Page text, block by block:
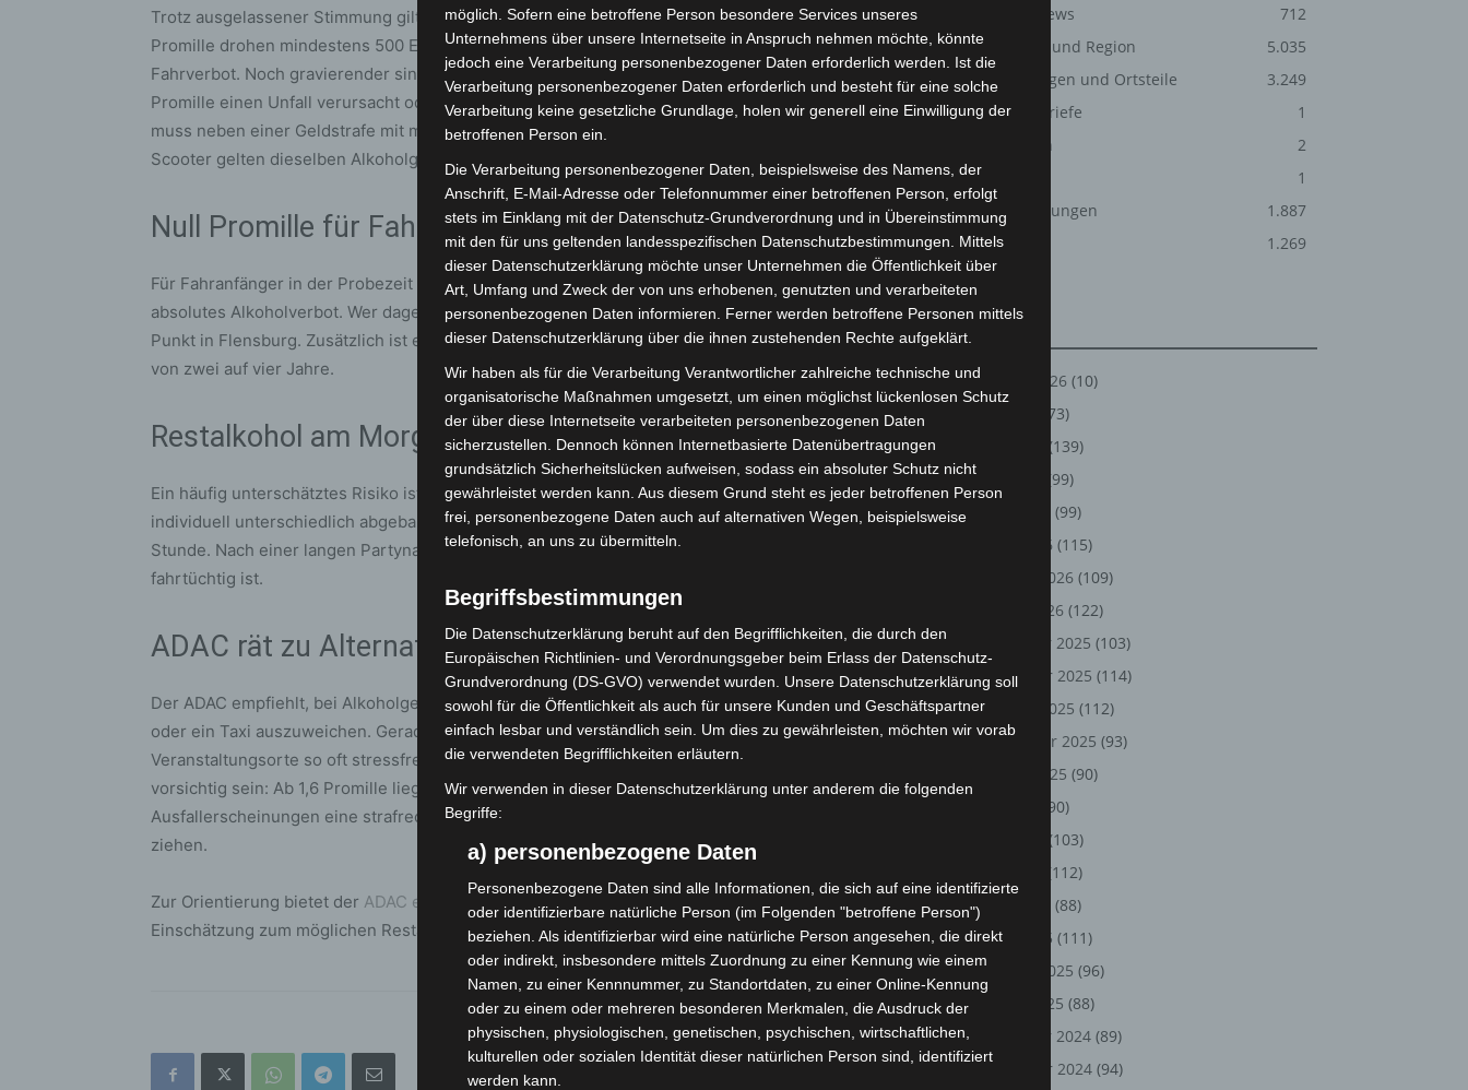
Trotz ausgelassener Stimmung gilt weiterhin: Wer trinkt, sollte nicht Auto fahren. Bereits ab 0,5
Promille drohen mindestens 500 Euro Bußgeld, zwei Punkte in Flensburg und ein Monat
Fahrverbot. Noch gravierender sind die Folgen bei niedrigeren Alkoholwerten: Wer mit 0,3
Promille einen Unfall verursacht oder alkoholbedingte Fahrfehler zeigt, begeht eine Straftat und
muss neben einer Geldstrafe mit mindestens sechs Monaten Führerscheinentzug rechnen. Für E
Scooter gelten dieselben Alkoholgrenzen wie für Autofahrer.
Null Promille für Fahranfänger und junge Fahrer
Für Fahranfänger in der Probezeit sowie für Fahrerinnen und Fahrer unter 21 Jahren gilt ein
absolutes Alkoholverbot. Wer dagegen verstößt, muss 250 Euro Bußgeld zahlen und erhält einen
Punkt in Flensburg. Zusätzlich ist ein Aufbauseminar verpflichtend, die Probezeit verlängert sich
von zwei auf vier Jahre.
Restalkohol am Morgen nicht unterschätzen
Ein häufig unterschätztes Risiko ist der Restalkohol am Morgen nach einer Feier. Alkohol wird
individuell unterschiedlich abgebaut, im Durchschnitt jedoch nur etwa 0,1 bis 0,2 Promille pro
Stunde. Nach einer langen Partynacht kann es daher sein, dass man am nächsten Tag noch nicht
fahrtüchtig ist.
ADAC rät zu Alternativen
Der ADAC empfiehlt, bei Alkoholgenuss und auffälligen Kostümen auf öffentliche Verkehrsmittel
oder ein Taxi auszuweichen. Gerade in Karnevals und Faschingshochburgen lassen sich
Veranstaltungsorte so oft stressfreier erreichen als mit dem eigenen Auto. Auch Radfahrer sollten
vorsichtig sein: Ab 1,6 Promille liegt eine Straftat vor, bereits bei geringeren Werten können
Ausfallerscheinungen eine strafrechtliche Verfolgung wegen relativer Fahruntüchtigkeit nach sich
ziehen.
Zur Orientierung bietet der ADAC einen Promillerechner
an, der eine grobe und unverbindliche
Einschätzung zum möglichen Restalkohol und zur Fahrtüchtigkeit ermöglicht.
Corona-News
712
Hannover und Region
5.035
Langenhagen und Ortsteile
3.249
Leserbriefe
1
Menschen
2
Über uns
1
Veranstaltungen
1.887
Welt
1.269
August 2026 (10)
(73)
(139)
(99)
(99)
März 2026 (115)
Februar 2026 (109)
Januar 2026 (122)
Dezember 2025 (103)
November 2025 (114)
Oktober 2025 (112)
September 2025 (93)
August 2025 (90)
(90)
(103)
(112)
April 2025
(88)
März 2025 (111)
Februar 2025 (96)
Januar 2025 (88)
Dezember 2024 (89)
November 2024 (94)
möglich. Sofern eine betroffene Person besondere Services unseres
Unternehmens über unsere Internetseite in Anspruch nehmen möchte, könnte
jedoch eine Verarbeitung personenbezogener Daten erforderlich werden. Ist die
Verarbeitung personenbezogener Daten erforderlich und besteht für eine solche
Verarbeitung keine gesetzliche Grundlage, holen wir generell eine Einwilligung der
betroffenen Person ein.
Die Verarbeitung personenbezogener Daten, beispielsweise des Namens, der
Anschrift, E-Mail-Adresse oder Telefonnummer einer betroffenen Person, erfolgt
stets im Einklang mit der Datenschutz-Grundverordnung und in Übereinstimmung
mit den für uns geltenden landesspezifischen Datenschutzbestimmungen. Mittels
dieser Datenschutzerklärung möchte unser Unternehmen die Öffentlichkeit über
Art, Umfang und Zweck der von uns erhobenen, genutzten und verarbeiteten
personenbezogenen Daten informieren. Ferner werden betroffene Personen mittels
dieser Datenschutzerklärung über die ihnen zustehenden Rechte aufgeklärt.
Wir haben als für die Verarbeitung Verantwortlicher zahlreiche technische und
organisatorische Maßnahmen umgesetzt, um einen möglichst lückenlosen Schutz
der über diese Internetseite verarbeiteten personenbezogenen Daten
sicherzustellen. Dennoch können Internetbasierte Datenübertragungen
grundsätzlich Sicherheitslücken aufweisen, sodass ein absoluter Schutz nicht
gewährleistet werden kann. Aus diesem Grund steht es jeder betroffenen Person
frei, personenbezogene Daten auch auf alternativen Wegen, beispielsweise
telefonisch, an uns zu übermitteln.
Begriffsbestimmungen
Die Datenschutzerklärung beruht auf den Begrifflichkeiten, die durch den
Europäischen Richtlinien- und Verordnungsgeber beim Erlass der Datenschutz-
Grundverordnung (DS-GVO) verwendet wurden. Unsere Datenschutzerklärung soll
sowohl für die Öffentlichkeit als auch für unsere Kunden und Geschäftspartner
einfach lesbar und verständlich sein. Um dies zu gewährleisten, möchten wir vorab
die verwendeten Begrifflichkeiten erläutern.
Wir verwenden in dieser Datenschutzerklärung unter anderem die folgenden
Begriffe:
a) personenbezogene Daten
Personenbezogene Daten sind alle Informationen, die sich auf eine identifizierte
oder identifizierbare natürliche Person (im Folgenden "betroffene Person")
beziehen. Als identifizierbar wird eine natürliche Person angesehen, die direkt
oder indirekt, insbesondere mittels Zuordnung zu einer Kennung wie einem
Namen, zu einer Kennnummer, zu Standortdaten, zu einer Online-Kennung
oder zu einem oder mehreren besonderen Merkmalen, die Ausdruck der
physischen, physiologischen, genetischen, psychischen, wirtschaftlichen,
kulturellen oder sozialen Identität dieser natürlichen Person sind, identifiziert
werden kann.